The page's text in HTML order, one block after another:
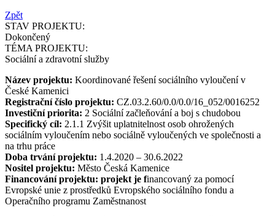
Zpět
STAV PROJEKTU:
Dokončený
TÉMA PROJEKTU:
Sociální a zdravotní služby
Název projektu: Koordinované řešení sociálního vyloučení v
České Kamenici
Registrační číslo projektu: CZ.03.2.60/0.0/0.0/16_052/0016252
Investiční priorita: 2 Sociální začleňování a boj s chudobou
Specifický cíl: 2.1.1 Zvýšit uplatnitelnost osob ohrožených
sociálním vyloučením nebo sociálně vyloučených ve společnosti a
na trhu práce
Doba trvání projektu: 1.4.2020 – 30.6.2022
Nositel projektu: Město Česká Kamenice
Financování projektu: projekt je financovaný za pomocí
Evropské unie z prostředků Evropského sociálního fondu a
Operačního programu Zaměstnanost